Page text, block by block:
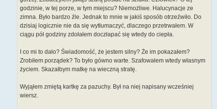
godzinie, w tej porze, w tym miejscu? Niemożliwe. Halucynacje ze
zimna. Było bardzo źle. Jednak to mnie w jakiś sposób otrzeźwiło. Do
dzisiaj logicznie nie da się wytłumaczyć, dlaczego przetrwałem. W
ciągu pół godziny zdołałem doczłapać się wtedy do ciepła.
I co mi to dało? Świadomość, że jestem silny? Że im pokazałem?
Zrobiłem porządek? To było gówno warte. Szafowałem wtedy własnym
życiem. Skazałbym matkę na wieczną stratę.
Wyjąłem zmiętą kartkę za pazuchy. Był na niej napisany wcześniej
wiersz.